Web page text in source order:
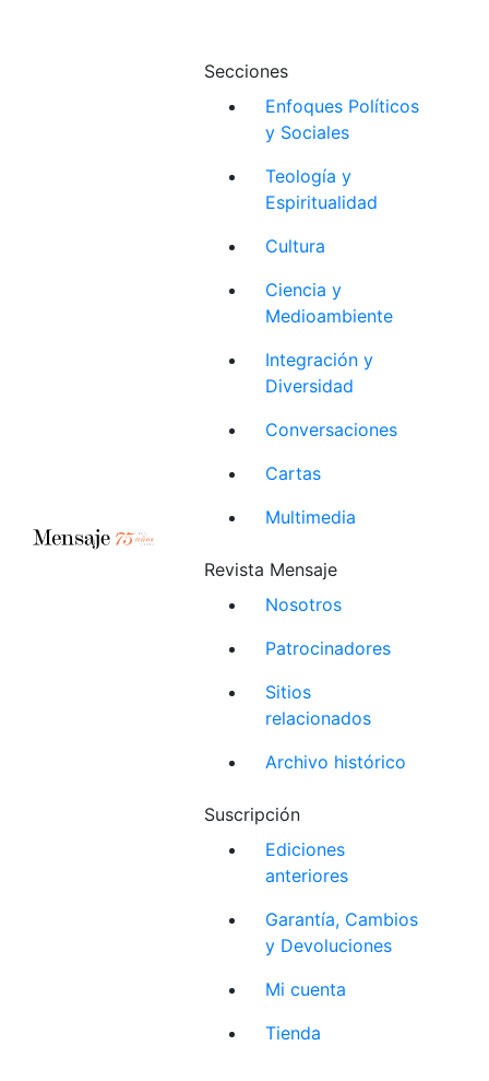
Secciones
Enfoques Políticos
y Sociales
Teología y
Espiritualidad
Cultura
Ciencia y
Medioambiente
Integración y
Diversidad
Conversaciones
Cartas
Multimedia
Revista Mensaje
Nosotros
Patrocinadores
Sitios
relacionados
Archivo histórico
Suscripción
Ediciones
anteriores
Garantía, Cambios
y Devoluciones
Mi cuenta
Tienda